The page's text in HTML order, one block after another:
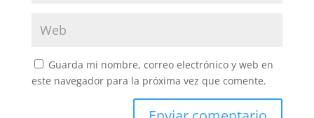
Guarda mi nombre, correo electrónico y web en
este navegador para la próxima vez que comente.